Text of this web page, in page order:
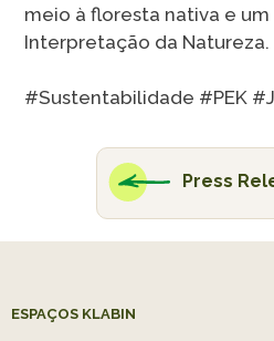
meio à floresta nativa e
Interpretação da Natureza.
#Sustentabilidade #PEK
Press
ESPAÇOS KLABIN